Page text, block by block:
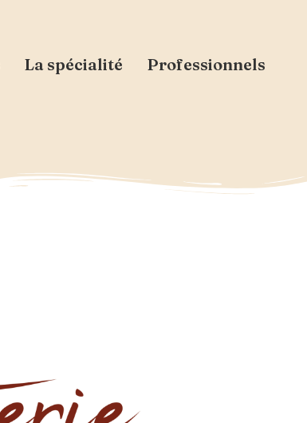
La spécialité
Professionnels